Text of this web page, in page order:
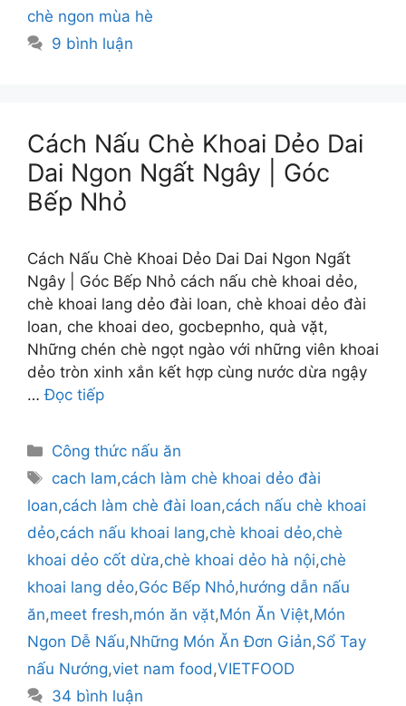
chè ngon mùa hè
9 bình luận
Cách Nấu Chè Khoai Dẻo Dai
Dai Ngon Ngất Ngây | Góc
Bếp Nhỏ
Cách Nấu Chè Khoai Dẻo Dai Dai Ngon Ngất
Ngây | Góc Bếp Nhỏ cách nấu chè khoai dẻo,
chè khoai lang dẻo đài loan, chè khoai dẻo đài
loan, che khoai deo, gocbepnho, quà vặt,
Những chén chè ngọt ngào với những viên khoai
dẻo tròn xinh xắn kết hợp cùng nước dừa ngậy
…Đọc tiếp
Danh
mục
Công thức nấu ăn
Thẻ
cach lam,cách làm chè khoai dẻo đài
loan,cách làm chè đài loan,cách nấu chè khoai
dẻo,cách nấu khoai lang,chè khoai dẻo,chè
khoai dẻo cốt dừa,chè khoai dẻo hà nội,chè
khoai lang dẻo,Góc Bếp Nhỏ,hướng dẫn nấu
ăn,meet fresh,món ăn vặt,Món Ăn Việt,Món
Ngon Dễ Nấu,Những Món Ăn Đơn Giản,Sổ Tay
nấu Nướng,viet nam food,VIETFOOD
34 bình luận